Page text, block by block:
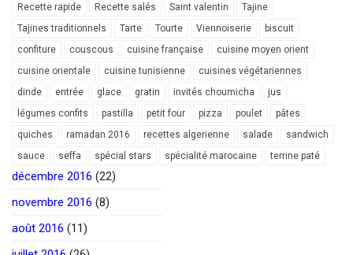
Recette rapide
Recette salés Saint valentin
Tajine
Tajines traditionnels
Tarte Tourte Viennoiserie
biscuit
confiture
couscous cuisine française
cuisine moyen orient
cuisine orientale
cuisine tunisienne
cuisines végétariennes
dinde
entrée glace gratin invités choumicha
jus
légumes confits
pastilla petit four pizza poulet
pâtes
quiches
ramadan 2016 recettes algerienne salade
sandwich
sauce
seffa spécial stars spécialité marocaine terrine paté
décembre 2016 (22)
novembre 2016 (8)
août 2016 (11)